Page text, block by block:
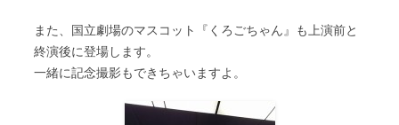
また、国立劇場のマスコット『くろごちゃん』も上演前と
終演後に登場します。
一緒に記念撮影もできちゃいますよ。